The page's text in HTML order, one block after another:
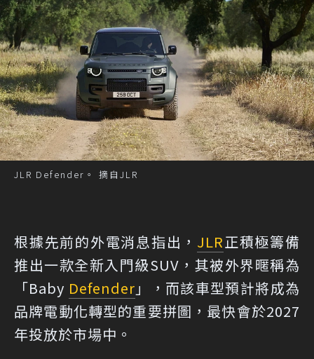
JLR Defender。 摘自JLR
根據先前的外電消息指出， JLR正積極籌備
推出一款全新入門級SUV，其被外界暱稱為
「Baby Defender 」，而該車型預計將成為
品牌電動化轉型的重要拼圖，最快會於2027
年投放於市場中。